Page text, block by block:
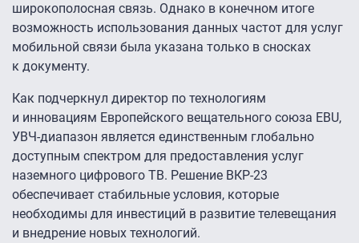
широкополосная связь. Однако в конечном итоге
возможность использования данных частот для услуг
мобильной связи была указана только в сносках
к документу.
Как подчеркнул директор по технологиям
и инновациям Европейского вещательного союза EBU,
УВЧ-диапазон является единственным глобально
доступным спектром для предоставления услуг
наземного цифрового ТВ. Решение ВКР-23
обеспечивает стабильные условия, которые
необходимы для инвестиций в развитие телевещания
и внедрение новых технологий.